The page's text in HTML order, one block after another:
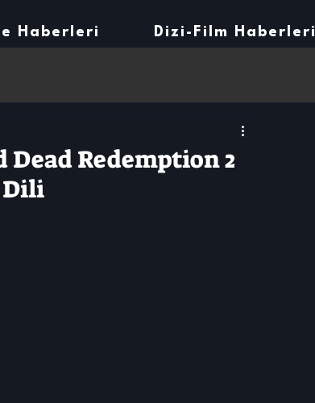
Haberleri Dizi-Film Haberleri
Dead Redemption 2
Dili